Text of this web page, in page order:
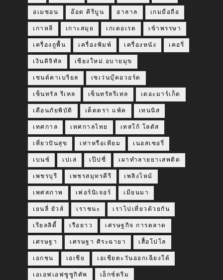
อเมซอน อ๊อด คีรีบูน ฮาลาล เกมมือถือ
เกาหลี เกาะสมุย เกเตอเรด เข้าพรรษา
เครื่องถูพื้น เครื่องพิมพ์ เครื่องหนัง เคอรี่
เงินดิจิทัล เชียงใหม่.อบายมุข
เซนต์คาเบรียล เซเว่นบุ๊คอวอร์ด
เซ็นทรัล รีเทล เซ็นทรัลรีเทล เดอะมาร์เก็ต
เตือนภัยพิบัติ เต็ดตรา แพ้ค เทนนิส
เทศกาล เทศกาลไทย เทสโก้ โลตัส
เที่ยวปันสุข เท่าหรือเทียม เนอสเซอรี่
เบนซ์ เปเล่ เป๊ปซี่ เผาทำลายยาเสพติด
เพชรบุรี เพชรสมุทรคีรี เพลิงไหม้
เพศสภาพ เฟอร์นิเจอร์ เมียนมา
เยนลี่ ยัวส์ เราชนะ เราไปเที่ยวด้วยกัน
เรียลลิตี้ เรือยาว เศรษฐกิจ การตลาด
เศรษฐา เศรษฐา ศิระฉายา เสื้อโปโล
เอกชน เอเชีย เอเชียตะวันออกเฉียงใต้
เอเอฟเอฟซูซูกิคัพ เอ็กซ์ตรีม